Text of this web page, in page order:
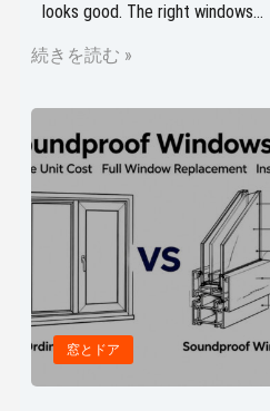
looks good. The right windows...
続きを読む »
窓とドア